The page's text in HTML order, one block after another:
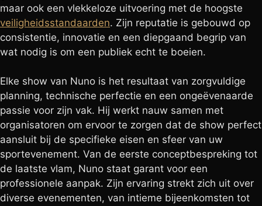
maar ook een vlekkeloze uitvoering met de hoogste
veiligheidsstandaarden. Zijn reputatie is gebouwd op
consistentie, innovatie en een diepgaand begrip van
wat nodig is om een publiek echt te boeien.
Elke show van Nuno is het resultaat van zorgvuldige
planning, technische perfectie en een ongeëvenaarde
passie voor zijn vak. Hij werkt nauw samen met
organisatoren om ervoor te zorgen dat de show perfect
aansluit bij de specifieke eisen en sfeer van uw
sportevenement. Van de eerste conceptbespreking tot
de laatste vlam, Nuno staat garant voor een
professionele aanpak. Zijn ervaring strekt zich uit over
diverse evenementen, van intieme bijeenkomsten tot